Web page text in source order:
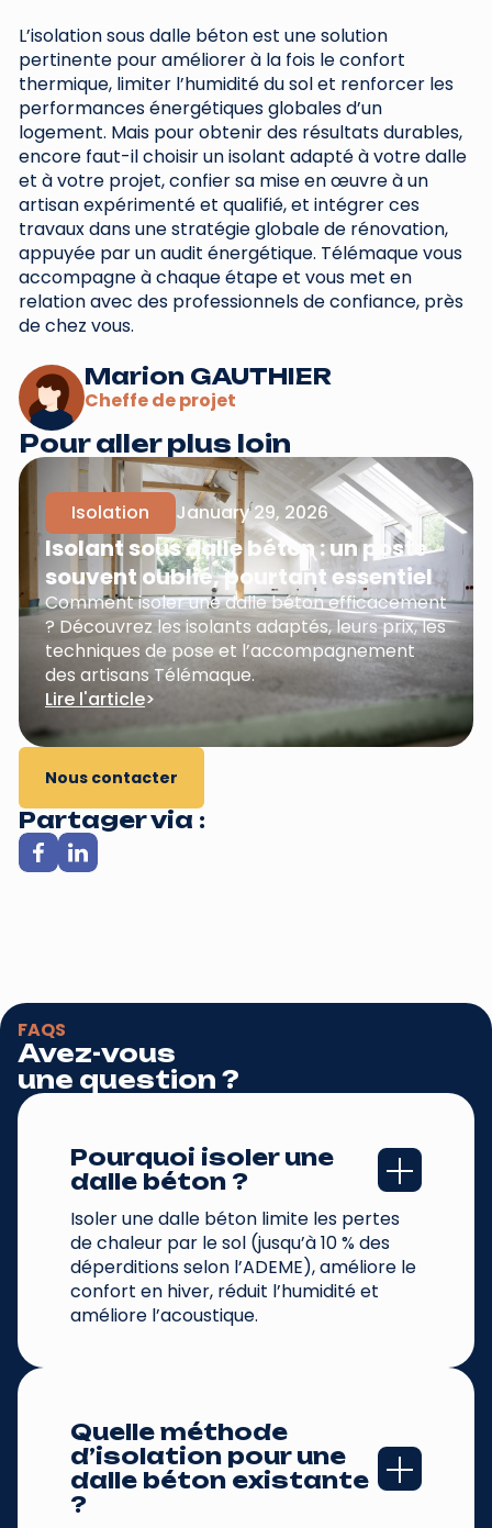
L’isolation sous dalle béton est une solution
pertinente pour améliorer à la fois le confort
thermique, limiter l’humidité du sol et renforcer les
performances énergétiques globales d’un
logement. Mais pour obtenir des résultats durables,
encore faut-il choisir un isolant adapté à votre dalle
et à votre projet, confier sa mise en œuvre à un
artisan expérimenté et qualifié, et intégrer ces
travaux dans une stratégie globale de rénovation,
appuyée par un audit énergétique. Télémaque vous
accompagne à chaque étape et vous met en
relation avec des professionnels de confiance, près
de chez vous.
Marion GAUTHIER
Cheffe de projet
Pour aller plus loin
Isolation January 29, 2026
Isolant sous dalle béton : un poste
souvent oublié, pourtant essentiel
Comment isoler une dalle béton efficacement
? Découvrez les isolants adaptés, leurs prix, les
techniques de pose et l’accompagnement
des artisans Télémaque.
Lire l'article>
Nous contacter
Partager via :
FAQS
Avez-vous
une question ?
Pourquoi isoler une
dalle béton ?
Isoler une dalle béton limite les pertes
de chaleur par le sol (jusqu’à 10 % des
déperditions selon l’ADEME), améliore le
confort en hiver, réduit l’humidité et
améliore l’acoustique.
Quelle méthode
d’isolation pour une
dalle béton existante
?